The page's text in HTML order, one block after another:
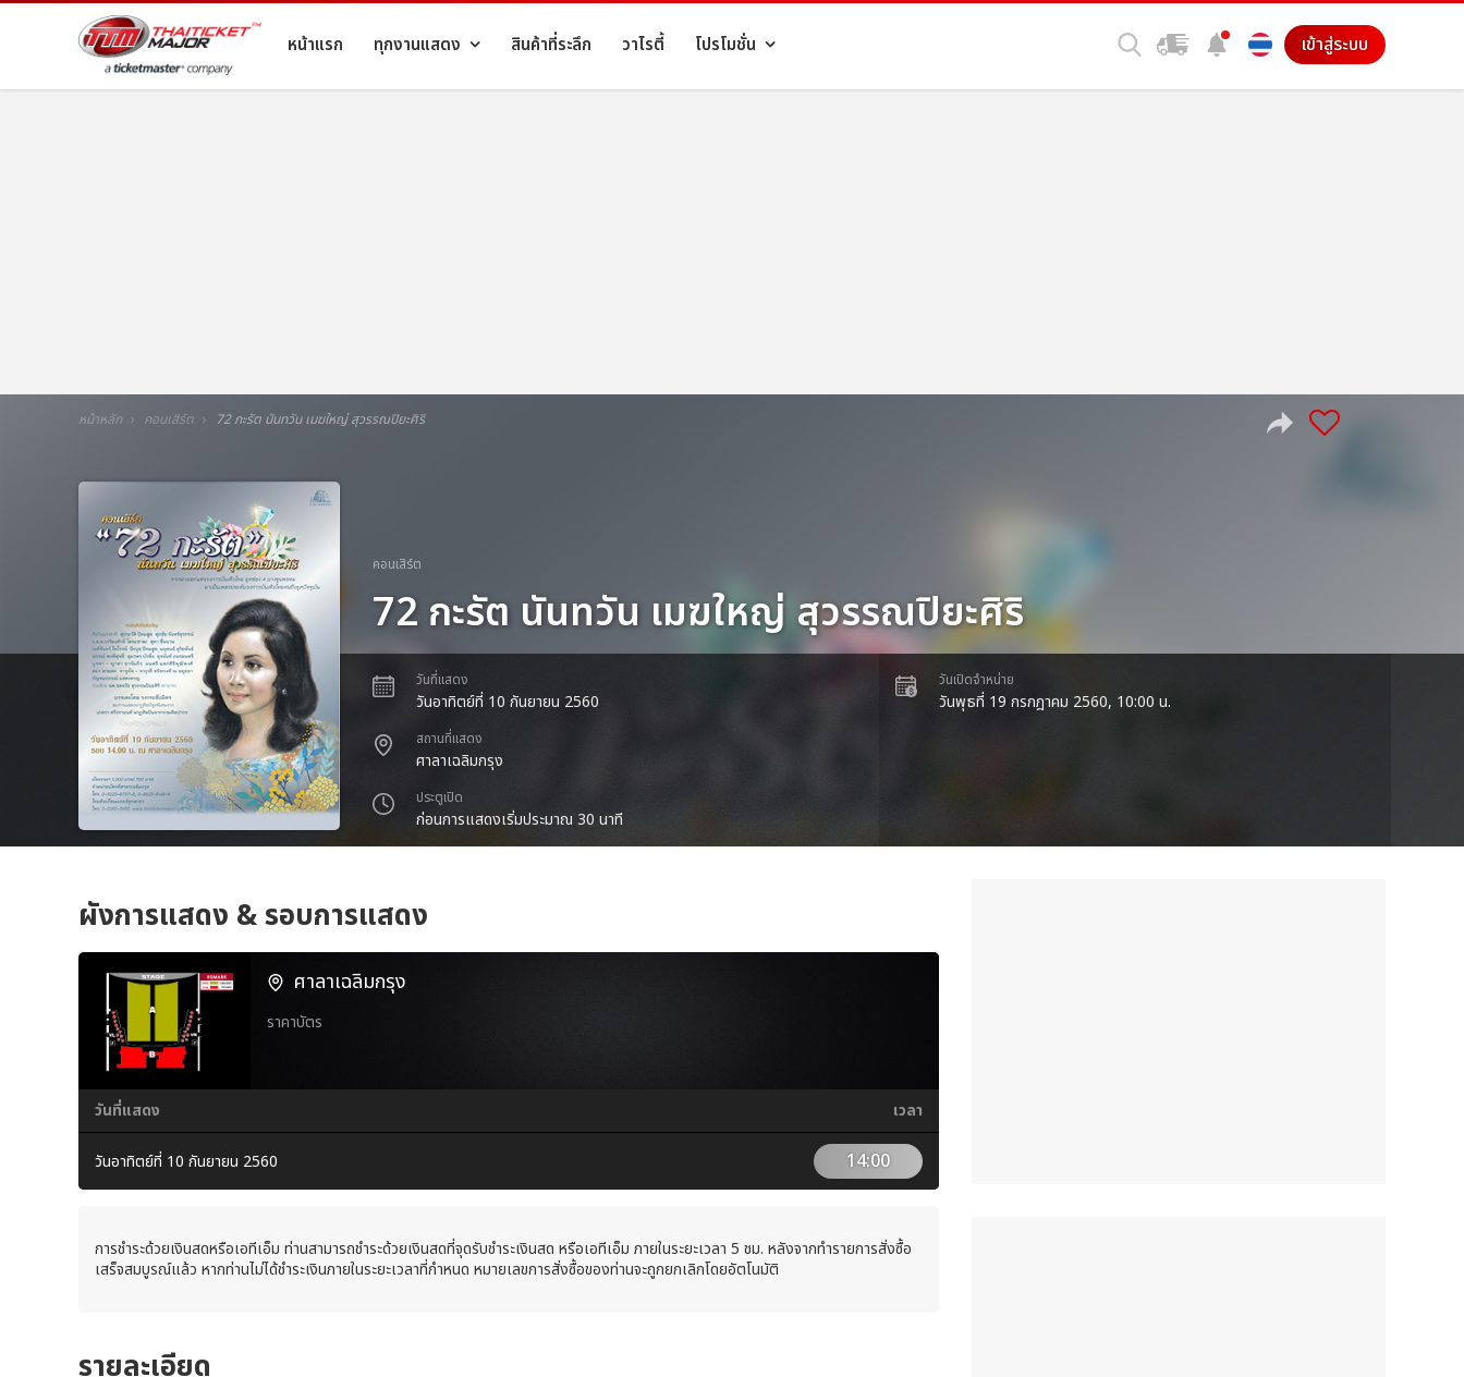
หน้าแรก ทุกงานแสดง สินค้าที่ระลึก วาไรตี้ โปรโมชั่น เข้าสู่ระบบ
หน้าหลัก คอนเสิร์ต 72 กะรัต นันทวัน เมฆใหญ่ สุวรรณปิยะศิริ
คอนเสิร์ต
72 กะรัต นันทวัน เมฆใหญ่ สุวรรณปิยะศิริ
วันที่แสดง
วันอาทิตย์ที่ 10 กันยายน 2560
สถานที่แสดง
ศาลาเฉลิมกรุง
ประตูเปิด
ก่อนการแสดงเริ่มประมาณ 30 นาที
วันเปิดจำหน่าย
วันพุธที่ 19 กรกฎาคม 2560, 10:00 น.
ผังการแสดง & รอบการแสดง
ศาลาเฉลิมกรุง
ราคาบัตร
วันที่แสดง เวลา
วันอาทิตย์ที่ 10 กันยายน 2560 14:00
การชำระด้วยเงินสดหรือเอทีเอ็ม ท่านสามารถชำระด้วยเงินสดที่จุดรับชำระเงินสด หรือเอทีเอ็ม ภายในระยะเวลา 5 ชม. หลังจากทำรายการสั่งซื้อ
เสร็จสมบูรณ์แล้ว หากท่านไม่ได้ชำระเงินภายในระยะเวลาที่กำหนด หมายเลขการสั่งซื้อของท่านจะถูกยกเลิกโดยอัตโนมัติ
รายละเอียด